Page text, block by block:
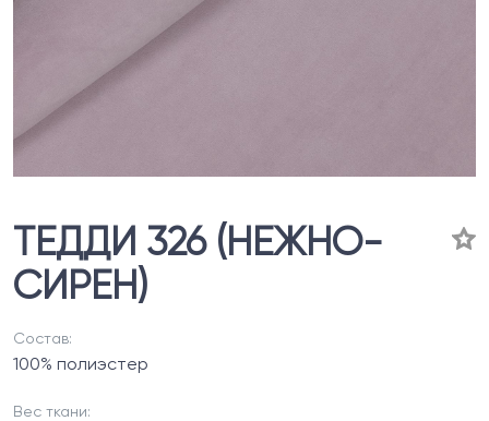
ТЕДДИ 326 (НЕЖНО-
СИРЕН)
Состав:
100% полиэстер
Вес ткани: